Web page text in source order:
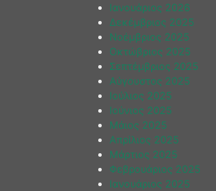
Ιανουάριος 2026
Δεκέμβριος 2025
Νοέμβριος 2025
Οκτώβριος 2025
Σεπτέμβριος 2025
Αύγουστος 2025
Ιούλιος 2025
Ιούνιος 2025
Μάιος 2025
Απρίλιος 2025
Μάρτιος 2025
Φεβρουάριος 2025
Ιανουάριος 2025